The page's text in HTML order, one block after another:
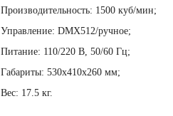
Производительность: 1500 куб/мин;
Управление: DMX512/ручное;
Питание: 110/220 В, 50/60 Гц;
Габариты: 530х410х260 мм;
Вес: 17.5 кг.